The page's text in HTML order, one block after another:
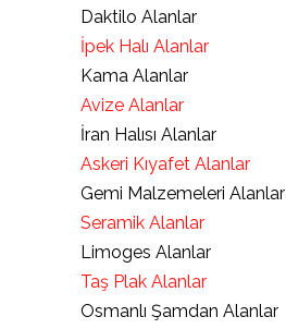
Daktilo Alanlar
İpek Halı Alanlar
Kama Alanlar
Avize Alanlar
İran Halısı Alanlar
Askeri Kıyafet Alanlar
Gemi Malzemeleri Alanlar
Seramik Alanlar
Limoges Alanlar
Taş Plak Alanlar
Osmanlı Şamdan Alanlar